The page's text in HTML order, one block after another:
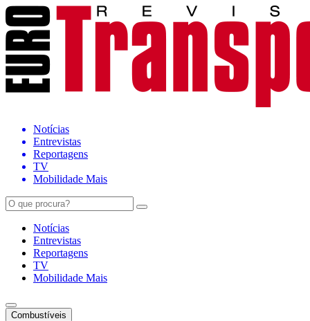
Notícias
Entrevistas
Reportagens
TV
Mobilidade Mais
Notícias
Entrevistas
Reportagens
TV
Mobilidade Mais
Combustíveis